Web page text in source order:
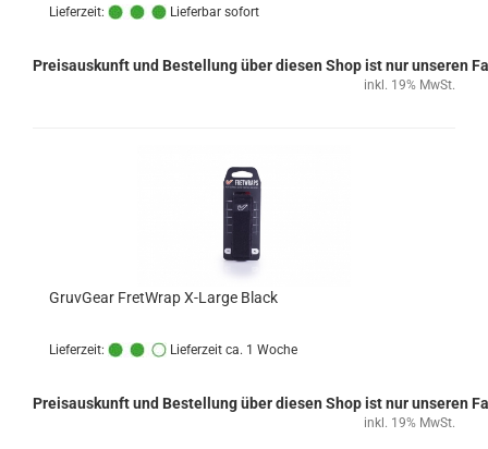
Lieferzeit: Lieferbar sofort
Preisauskunft und Bestellung über diesen Shop ist nur unseren
inkl. 19% MwSt.
GruvGear FretWrap X-Large Black
Lieferzeit: Lieferzeit ca. 1 Woche
Preisauskunft und Bestellung über diesen Shop ist nur unseren
inkl. 19% MwSt.